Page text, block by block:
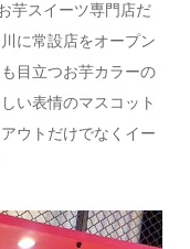
芋スイーツ専門店だ
に常設店をオープン
目立つお芋カラーの
い表情のマスコット
ウトだけでなくイー